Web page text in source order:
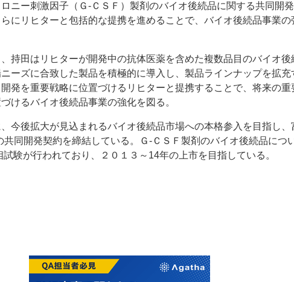
ニー刺激因子（Ｇ‐ＣＳＦ）製剤のバイオ後続品に関する共同開
にリヒターと包括的な提携を進めることで、バイオ後続品事業の
持田はリヒターが開発中の抗体医薬を含めた複数品目のバイオ後
ーズに合致した製品を積極的に導入し、製品ラインナップを拡充
発を重要戦略に位置づけるリヒターと提携することで、将来の重
けるバイオ後続品事業の強化を図る。
今後拡大が見込まれるバイオ後続品市場への本格参入を目指し、
共同開発契約を締結している。Ｇ‐ＣＳＦ製剤のバイオ後続品につ
験が行われており、２０１３～14年の上市を目指している。